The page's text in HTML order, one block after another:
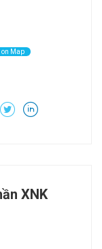
on Map
XNK